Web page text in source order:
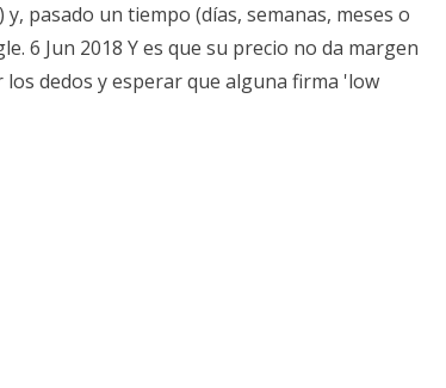
pasado un tiempo (días, semanas, meses o
6 Jun 2018 Y es que su precio no da margen
dedos y esperar que alguna firma 'low